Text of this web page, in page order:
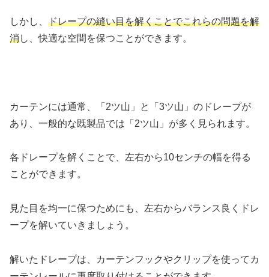
しかし、 ドレープの縫い目を解くことでこれらの問題を解
消し、快適な空間を保つことができます。
カーテンには通常、「2ツ山」と「3ツ山」のドレープが
あり、一般的な既製品では「2ツ山」が多く見られます。
各ドレープを解くことで、左右から10センチの幅を得る
ことができます。
見た目を均一に保つためにも、左右からバランス良くドレ
ープを解いていきましょう。
解いたドレープは、カーテンフックやクリップを使ってカ